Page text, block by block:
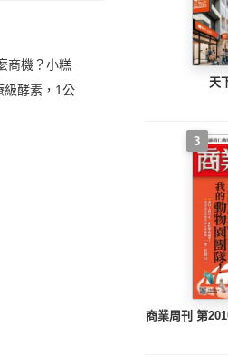
商機？小糕
級酵素，1公
天
3
商業周刊 第